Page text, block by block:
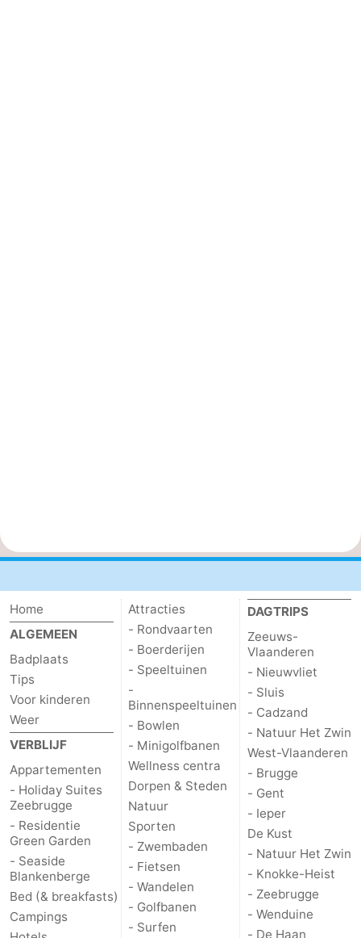
Home
ALGEMEEN
Badplaats
Tips
Voor kinderen
Weer
VERBLIJF
Appartementen
- Holiday Suites
Zeebrugge
- Residentie
Green Garden
- Seaside
Blankenberge
Bed (& breakfasts)
Campings
Attracties
- Rondvaarten
- Boerderijen
- Speeltuinen
-
Binnenspeeltuinen
- Bowlen
- Minigolfbanen
Wellness centra
Dorpen & Steden
Natuur
Sporten
- Zwembaden
- Fietsen
- Wandelen
- Golfbanen
- Surfen
DAGTRIPS
Zeeuws-
Vlaanderen
- Nieuwvliet
- Sluis
- Cadzand
- Natuur Het Zwin
West-Vlaanderen
- Brugge
- Gent
- Ieper
De Kust
- Natuur Het Zwin
- Knokke-Heist
- Zeebrugge
- Wenduine
- De Haan